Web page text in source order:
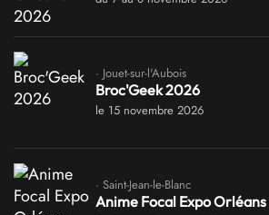
· Jouet-sur-l'Aubois
Broc'Geek 2026
le 15 novembre 2026
· Saint-Jean-le-Blanc
Anime Focal Expo